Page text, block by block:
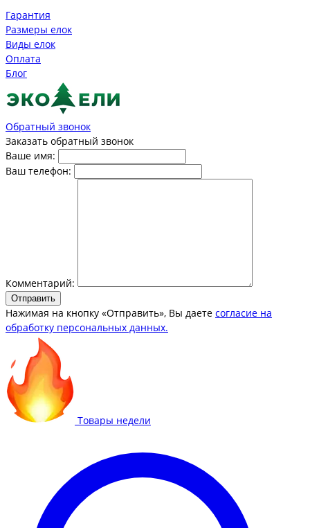
Гарантия
Размеры елок
Виды елок
Оплата
Блог
Обратный звонок
Заказать обратный звонок
Ваше имя:
Ваш телефон:
Комментарий:
Отправить
Нажимая на кнопку «Отправить», Вы даете согласие на
обработку персональных данных.
Товары недели